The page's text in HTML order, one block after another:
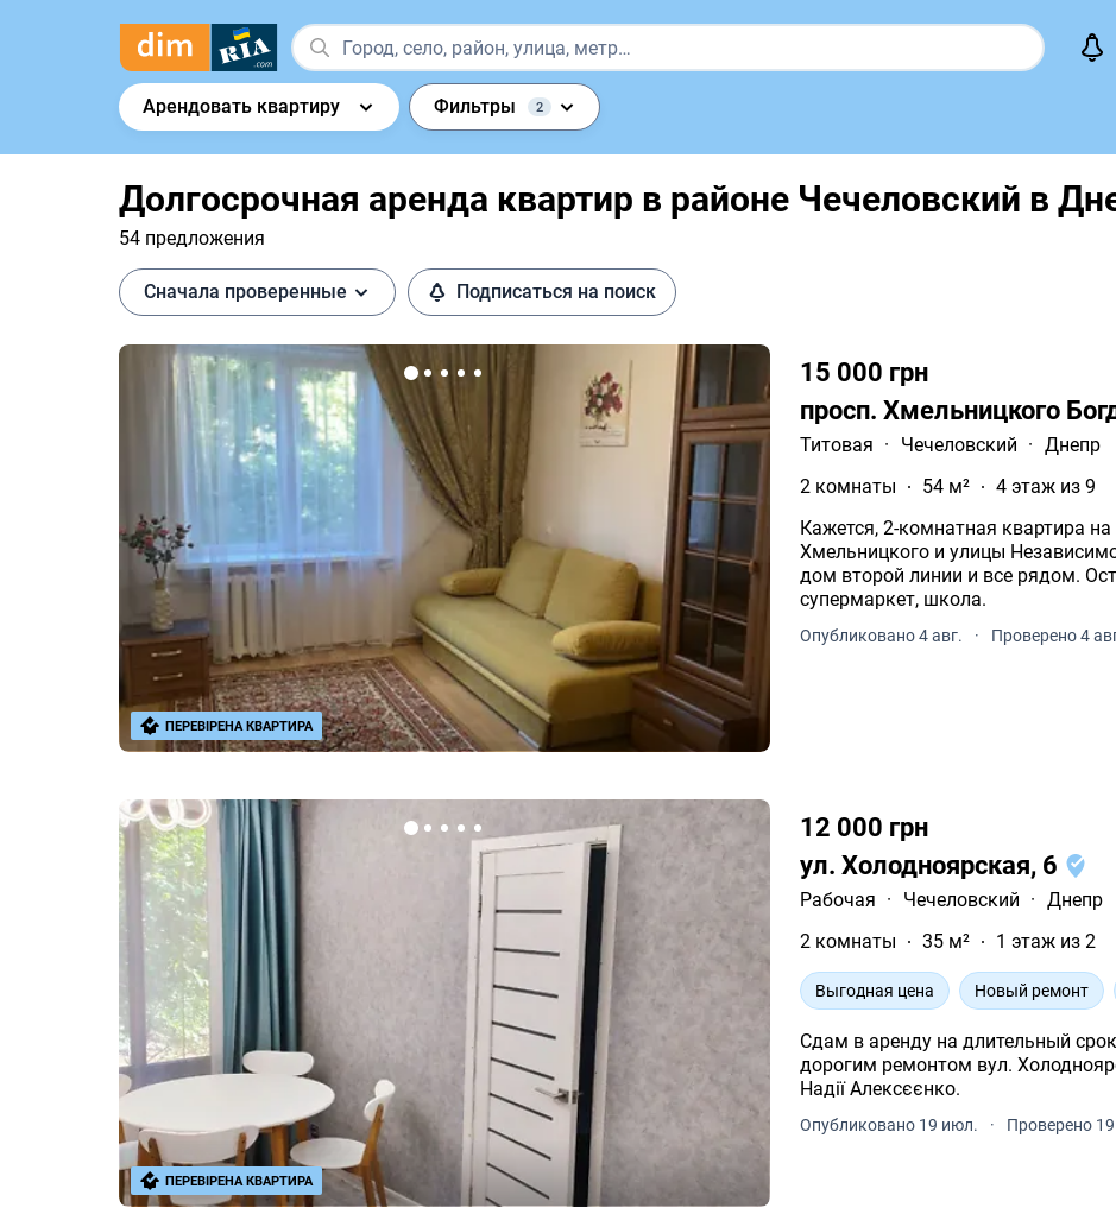
Арендовать квартиру Фильтры 2
Долгосрочная аренда квартир в районе Чечеловский в
54 предложения
Сначала проверенные Подписаться на поиск
15 000 грн
просп. Хмельницкого
Титовая · Чечеловский · Днепр
2 комнаты
54 м²
4 этаж из 9
Кажется, 2-комнатная квартира
Хмельницкого и улицы
дом второй линии и все рядом.
супермаркет, школа.
Опубликовано 4 авг. · Проверено 4
ПЕРЕВІРЕНА КВАРТИРА
12 000 грн
ул. Холодноярская, 6
Рабочая · Чечеловский · Днепр
2 комнаты
35 м² 1 этаж из 2
Выгодная цена Новый ремонт
Сдам в аренду на длительный
дорогим ремонтом вул.
Надії Алексєєнко.
Опубликовано 19 июл. · Проверено
ПЕРЕВІРЕНА КВАРТИРА